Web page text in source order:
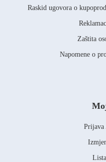
Raskid ugovora o
Zaštita
Napomene o
Prijava